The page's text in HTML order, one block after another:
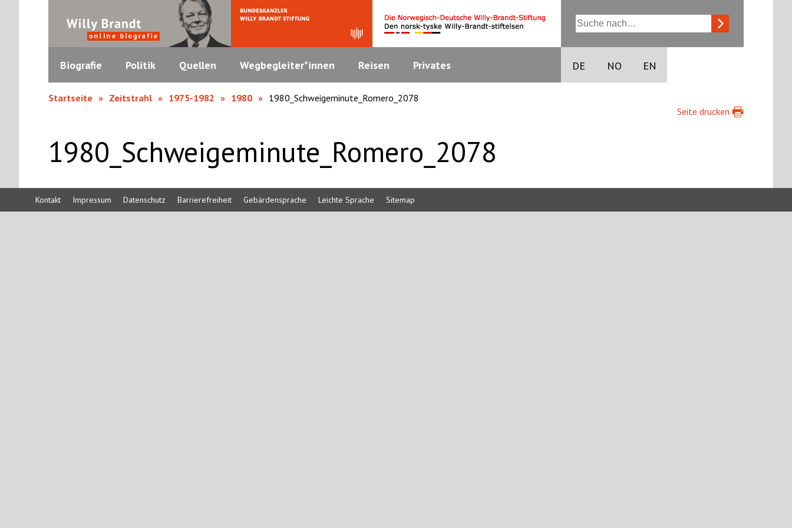
Biografie Politik Quellen Wegbegleiter*innen Reisen Privates DE NO EN
Startseite Zeitstrahl 1975-1982 1980
1980_Schweigeminute_Romero_2078
Seite drucken
1980_Schweigeminute_Romero_2078
Kontakt Impressum Datenschutz Barrierefreiheit Gebärdensprache Leichte Sprache Sitemap